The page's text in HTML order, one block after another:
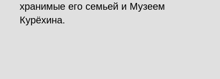
хранимые его семьей и Музеем
Курёхина.